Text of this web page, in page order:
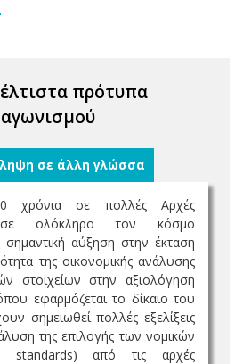
πρότυπα
σε άλλη γλώσσα
χρόνια σε πολλές Αρχές
σε ολόκληρο τον κόσμο
σημαντική αύξηση στην έκταση
της οικονομικής ανάλυσης
στοιχείων στην αξιολόγηση
εφαρμόζεται το δίκαιο του
σημειωθεί πολλές εξελίξεις
της επιλογής των νομικών
standards) από τις αρχές